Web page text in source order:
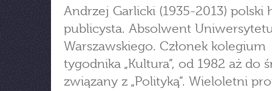
Andrzej Garlicki (1935-2013) polski
publicysta. Absolwent
Warszawskiego. Członek kolegium
tygodnika „Kultura”, od 1982 aż do
związany z „Polityką”. Wieloletni